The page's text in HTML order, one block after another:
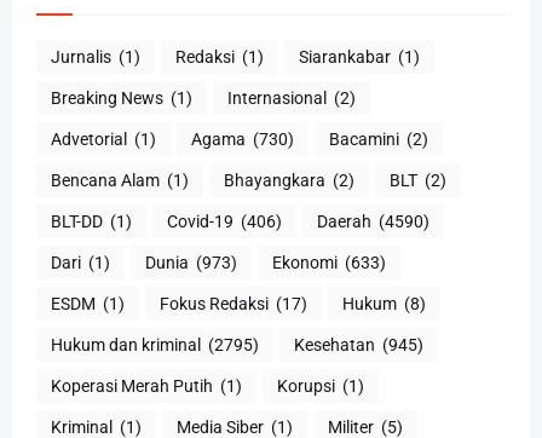
Jurnalis (1) Redaksi (1) Siarankabar (1)
Breaking News (1) Internasional (2)
Advetorial (1) Agama (730) Bacamini (2)
Bencana Alam (1) Bhayangkara (2) BLT (2)
BLT-DD (1) Covid-19 (406) Daerah (4590)
Dari (1) Dunia (973) Ekonomi (633)
ESDM (1) Fokus Redaksi (17) Hukum (8)
Hukum dan kriminal (2795) Kesehatan (945)
Koperasi Merah Putih (1) Korupsi (1)
Kriminal (1) Media Siber (1) Militer (5)